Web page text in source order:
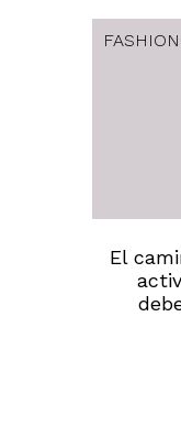
FASHION
El